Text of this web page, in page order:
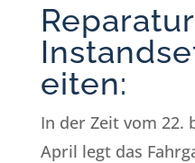
eiten:
In der Zeit vom 22.
April legt das